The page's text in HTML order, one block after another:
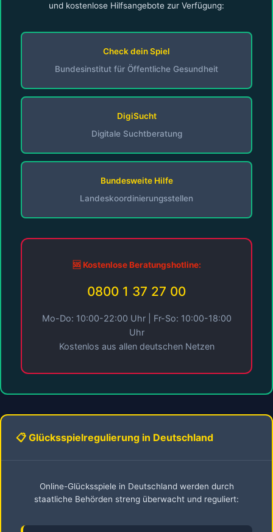
und kostenlose Hilfsangebote zur Verfügung:
Check dein Spiel
Bundesinstitut für Öffentliche Gesundheit
DigiSucht
Digitale Suchtberatung
Bundesweite Hilfe
Landeskoordinierungsstellen
🆘 Kostenlose Beratungshotline:
0800 1 37 27 00
Mo-Do: 10:00-22:00 Uhr | Fr-So: 10:00-18:00
Uhr
Kostenlos aus allen deutschen Netzen
📋 Glücksspielregulierung in Deutschland
Online-Glücksspiele in Deutschland werden durch
staatliche Behörden streng überwacht und reguliert: